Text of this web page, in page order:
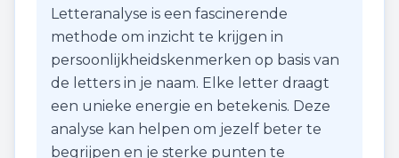
Letteranalyse is een fascinerende
methode om inzicht te krijgen in
persoonlijkheidskenmerken op basis van
de letters in je naam. Elke letter draagt
een unieke energie en betekenis. Deze
analyse kan helpen om jezelf beter te
begrijpen en je sterke punten te